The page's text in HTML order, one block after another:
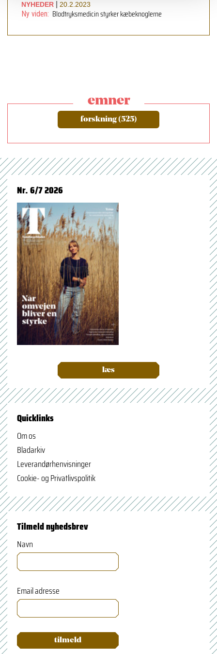
NYHEDER 20.2.2023
Ny viden: Blodtryksmedicin styrker kæbeknoglerne
emner
forskning (525)
Nr. 6/7 2026
læs
Quicklinks
Om os
Bladarkiv
Leverandørhenvisninger
Cookie- og Privatlivspolitik
Tilmeld nyhedsbrev
Navn
Email adresse